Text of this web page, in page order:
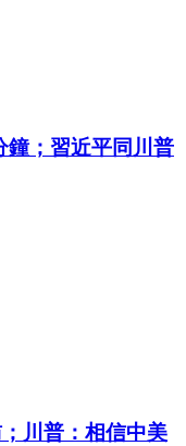
鐘；習近平同川普
川普：相信中美